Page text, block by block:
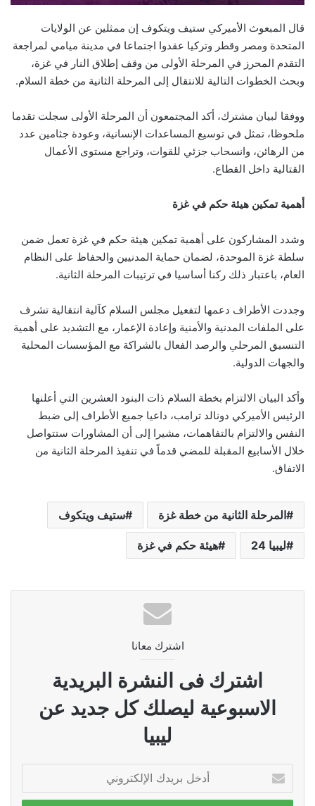
قال المبعوث الأميركي ستيف ويتكوف إن ممثلين عن الولايات
المتحدة ومصر وقطر وتركيا عقدوا اجتماعا في مدينة ميامي لمراجعة
التقدم المحرز في المرحلة الأولى من وقف إطلاق النار في غزة،
وبحث الخطوات التالية للانتقال إلى المرحلة الثانية من خطة السلام.
ووفقا لبيان مشترك، أكد المجتمعون أن المرحلة الأولى سجلت تقدما
ملحوظا، تمثل في توسيع المساعدات الإنسانية، وعودة جثامين عدد
من الرهائن، وانسحاب جزئي للقوات، وتراجع مستوى الأعمال
القتالية داخل القطاع.
أهمية تمكين هيئة حكم في غزة
وشدد المشاركون على أهمية تمكين هيئة حكم في غزة تعمل ضمن
سلطة غزة الموحدة، لضمان حماية المدنيين والحفاظ على النظام
العام، باعتبار ذلك ركنا أساسيا في ترتيبات المرحلة الثانية.
وجددت الأطراف دعمها لتفعيل مجلس السلام كآلية انتقالية تشرف
على الملفات المدنية والأمنية وإعادة الإعمار، مع التشديد على أهمية
التنسيق المرحلي والرصد الفعال بالشراكة مع المؤسسات المحلية
والجهات الدولية.
وأكد البيان الالتزام بخطة السلام ذات البنود العشرين التي أعلنها
الرئيس الأميركي دونالد ترامب، داعيا جميع الأطراف إلى ضبط
النفس والالتزام بالتفاهمات، مشيرا إلى أن المشاورات ستتواصل
خلال الأسابيع المقبلة للمضي قدماً في تنفيذ المرحلة الثانية من
الاتفاق.
المرحلة الثانية من خطة غزة ستيف ويتكوف
ليبيا 24 هيئة حكم في غزة
اشترك معانا
اشترك فى النشرة البريدية
الاسبوعية ليصلك كل جديد عن
ليبيا
بريدك
الإلكتروني